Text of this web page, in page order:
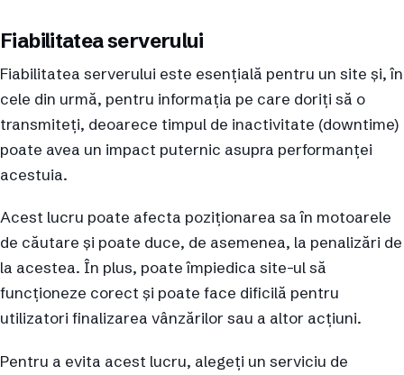
Fiabilitatea serverului
Fiabilitatea serverului este esențială pentru un site și, în
cele din urmă, pentru informația pe care doriți să o
transmiteți, deoarece timpul de inactivitate (downtime)
poate avea un impact puternic asupra performanței
acestuia.
Acest lucru poate afecta poziționarea sa în motoarele
de căutare și poate duce, de asemenea, la penalizări de
la acestea. În plus, poate împiedica site-ul să
funcționeze corect și poate face dificilă pentru
utilizatori finalizarea vânzărilor sau a altor acțiuni.
Pentru a evita acest lucru, alegeți un serviciu de